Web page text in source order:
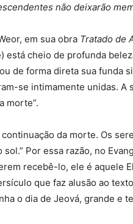
não deixarão
em sua obra Tratado de
está cheio de profunda
de forma direta sua funda
se intimamente unidas. A
morte”.
da morte. Os
sol.” Por essa razão, no
recebê-lo, ele é aquele
que faz alusão ao
o dia de Jeová, grande e